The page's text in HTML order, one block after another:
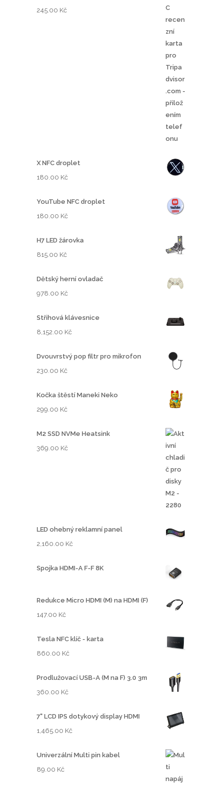
245.00 Kč
X NFC droplet
180.00 Kč
YouTube NFC droplet
180.00 Kč
H7 LED žárovka
815.00 Kč
Dětský herní ovladač
978.00 Kč
Střihová klávesnice
8,152.00 Kč
Dvouvrstvý pop filtr pro mikrofon
230.00 Kč
Kočka štěstí Maneki Neko
299.00 Kč
M2 SSD NVMe Heatsink
369.00 Kč
LED ohebný reklamní panel
2,160.00 Kč
Spojka HDMI-A F-F 8K
Redukce Micro HDMI (M) na HDMI (F)
147.00 Kč
Tesla NFC klíč - karta
860.00 Kč
Prodlužovací USB-A (M na F) 3.0 3m
360.00 Kč
7" LCD IPS dotykový display HDMI
1,465.00 Kč
Univerzální Multi pin kabel
89.00 Kč